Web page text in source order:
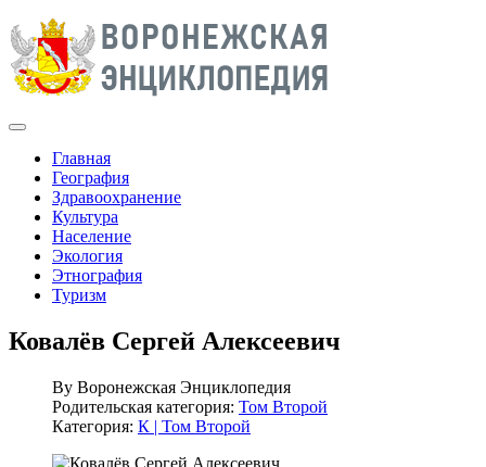
Главная
География
Здравоохранение
Культура
Население
Экология
Этнография
Туризм
Ковалёв Сергей Алексеевич
By Воронежская Энциклопедия
Родительская категория: Том Второй
Категория: К | Том Второй